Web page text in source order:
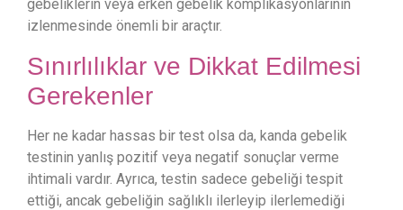
gebeliklerin veya erken gebelik komplikasyonlarının
izlenmesinde önemli bir araçtır.
Sınırlılıklar ve Dikkat Edilmesi
Gerekenler
Her ne kadar hassas bir test olsa da, kanda gebelik
testinin yanlış pozitif veya negatif sonuçlar verme
ihtimali vardır. Ayrıca, testin sadece gebeliği tespit
ettiği, ancak gebeliğin sağlıklı ilerleyip ilerlemediği